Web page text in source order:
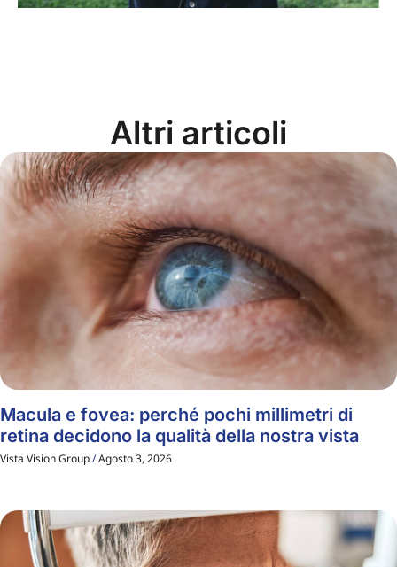
Altri articoli
Macula e fovea: perché pochi millimetri di
retina decidono la qualità della nostra vista
Vista Vision Group Agosto 3, 2026